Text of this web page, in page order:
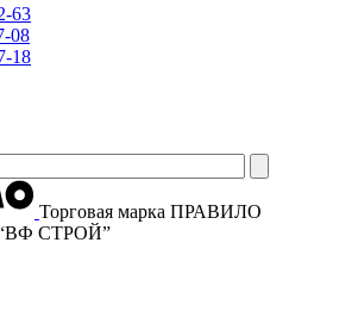
63
08
18
Торговая марка ПРАВИЛО
СТРОЙ”